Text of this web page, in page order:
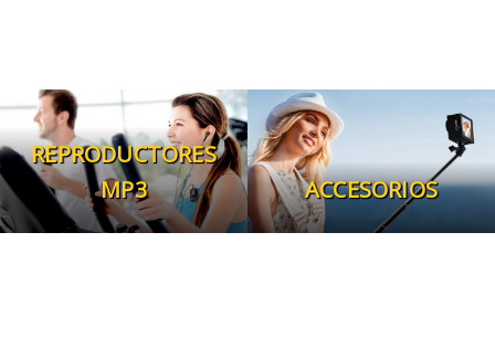
REPRODUCTORES
MP3
ACCESORIOS